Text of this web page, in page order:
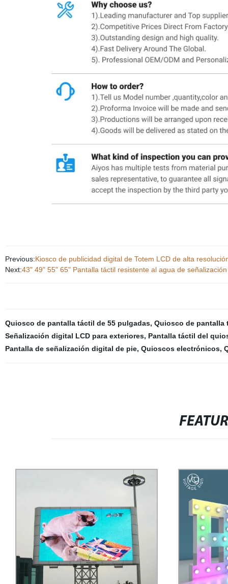
Previous:Kiosco de publicidad digital de Totem LCD de alta
Next:43" 49" 55" 65" Pantalla táctil resistente al agua de
Quiosco de pantalla táctil de 55 pulgadas, Quiosco de pantalla
Señalización digital LCD para exteriores, Pantalla táctil del
Pantalla de señalización digital de pie, Quioscos electrónicos,